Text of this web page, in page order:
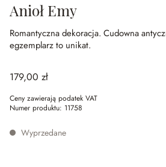
Anioł Emy
Romantyczna dekoracja. Cudowna
egzemplarz to unikat.
179,00 zł
Ceny zawierają podatek VAT
Numer produktu: 11758
Wyprzedane